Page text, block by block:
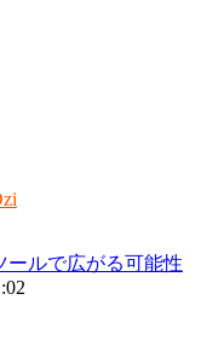
ールで広がる可能性